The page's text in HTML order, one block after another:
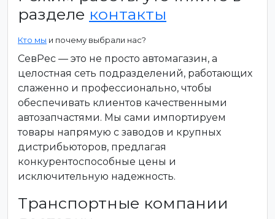
разделе контакты
Кто мы и почему выбрали нас?
СевРес — это не просто автомагазин, а
целостная сеть подразделений, работающих
слаженно и профессионально, чтобы
обеспечивать клиентов качественными
автозапчастями. Мы сами импортируем
товары напрямую с заводов и крупных
дистрибьюторов, предлагая
конкурентоспособные цены и
исключительную надежность.
Транспортные компании